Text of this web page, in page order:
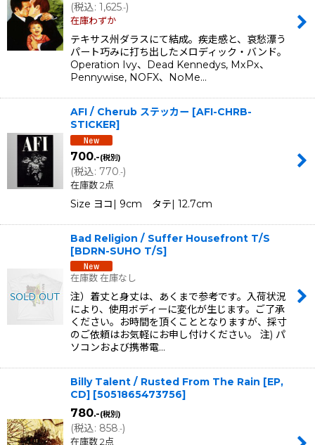
(税込: 1,625.-)
在庫わずか
テキサス州ダラスにて結成。疾走感と、哀愁漂う
パート巧みに打ち出したメロディック・バンド。
Operation Ivy、Dead Kennedys, MxPx、
Pennywise, NOFX、NoMe…
AFI / Cherub ステッカー [AFI-CHRB-
STICKER]
700.-(税別)
(税込: 770.-)
在庫数 2点
Size ヨコ| 9cm タテ| 12.7cm
Bad Religion / Suffer Housefront T/S
[BDRN-SUHO T/S]
在庫数 在庫なし
注）着丈と身丈は、あくまで参考です。入荷状況
により、使用ボディーに変化が生じます。ご了承
ください。お時間を頂くこととなりますが、採寸
のご依頼はお気軽にお申し付けください。 注) パ
ソコンおよび携帯電…
Billy Talent / Rusted From The Rain [EP,
CD] [5051865473756]
780.-(税別)
(税込: 858.-)
在庫数 2点